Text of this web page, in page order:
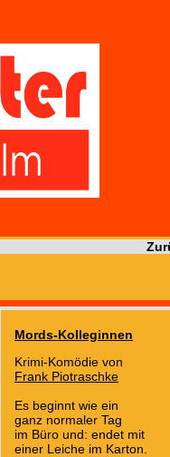
Mords-Kolleginnen
Krimi-Komödie von
Frank Piotraschke
Es beginnt wie ein
ganz normaler Tag
im Büro und: endet mit
einer Leiche im Karton.